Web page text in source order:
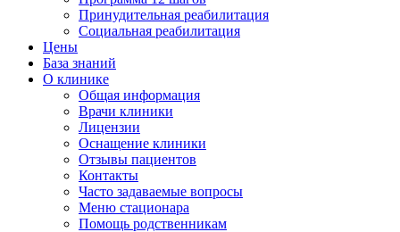
Принудительная реабилитация
Социальная реабилитация
Цены
База знаний
О клинике
Общая информация
Врачи клиники
Лицензии
Оснащение клиники
Отзывы пациентов
Контакты
Часто задаваемые вопросы
Меню стационара
Помощь родственникам